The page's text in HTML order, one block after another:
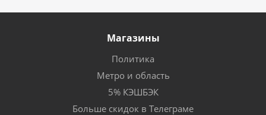
Магазины
Политика
Метро и область
5% КЭШБЭК
Больше скидок в Телеграме